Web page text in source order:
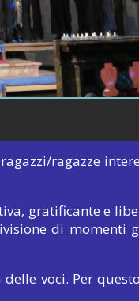
ragazze
gratificante e
di momenti
voci. Per